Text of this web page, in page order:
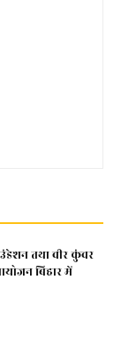
तथा वीर कुंवर
बिहार में